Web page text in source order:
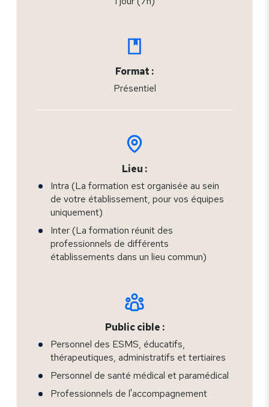
Format :
Présentiel
Lieu :
Intra (La formation est organisée au sein
de votre établissement, pour vos équipes
uniquement)
Inter (La formation réunit des
professionnels de différents
établissements dans un lieu commun)
Public cible :
Personnel des ESMS, éducatifs,
thérapeutiques, administratifs et tertiaires
Personnel de santé médical et paramédical
Professionnels de l'accompagnement